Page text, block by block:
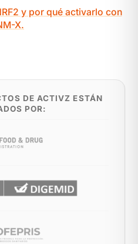
y por qué activarlo con
X.
DE ACTIVZ ESTÁN
POR: